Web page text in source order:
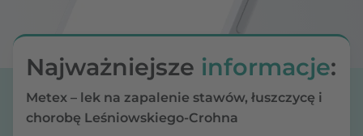
Najważniejsze informacje:
Metex – lek na zapalenie stawów, łuszczycę i
chorobę Leśniowskiego-Crohna